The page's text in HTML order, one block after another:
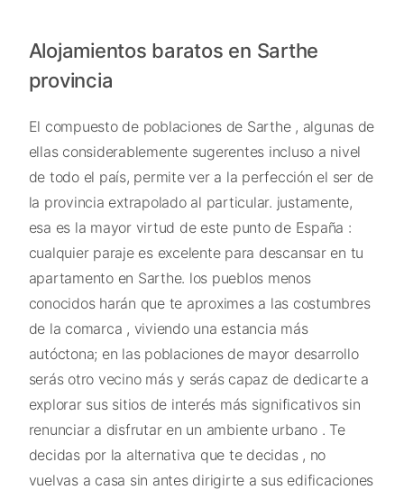
Alojamientos baratos en Sarthe
provincia
El compuesto de poblaciones de Sarthe , algunas de
ellas considerablemente sugerentes incluso a nivel
de todo el país, permite ver a la perfección el ser de
la provincia extrapolado al particular. justamente,
esa es la mayor virtud de este punto de España :
cualquier paraje es excelente para descansar en tu
apartamento en Sarthe. los pueblos menos
conocidos harán que te aproximes a las costumbres
de la comarca , viviendo una estancia más
autóctona; en las poblaciones de mayor desarrollo
serás otro vecino más y serás capaz de dedicarte a
explorar sus sitios de interés más significativos sin
renunciar a disfrutar en un ambiente urbano . Te
decidas por la alternativa que te decidas , no
vuelvas a casa sin antes dirigirte a sus edificaciones